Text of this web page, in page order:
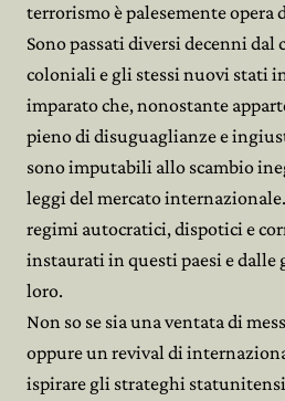
terrorismo è palesemente opera
Sono passati diversi decenni
coloniali e gli stessi nuovi stati
imparato che, nonostante
pieno di disuguaglianze e
sono imputabili allo scambio
leggi del mercato
regimi autocratici, dispotici e
instaurati in questi paesi e dalle
loro.
Non so se sia una ventata di
oppure un revival di
ispirare gli strateghi